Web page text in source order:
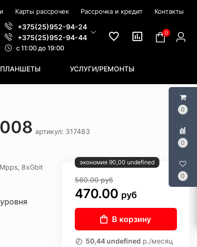
0
0
0
Карты рассрочек Рассрочка и кредит Контакты
+375(25)952-94-24
+375(25)952-94-44
c 11:00 до 19:00
0
ПЛАНШЕТЫ УСЛУГИ/РЕМОНТЫ
артикул: 317483
8xGbit
экономия 90,00 undefined
560.00руб
470.00 руб
В корзину
50,44 undefined р./месяц